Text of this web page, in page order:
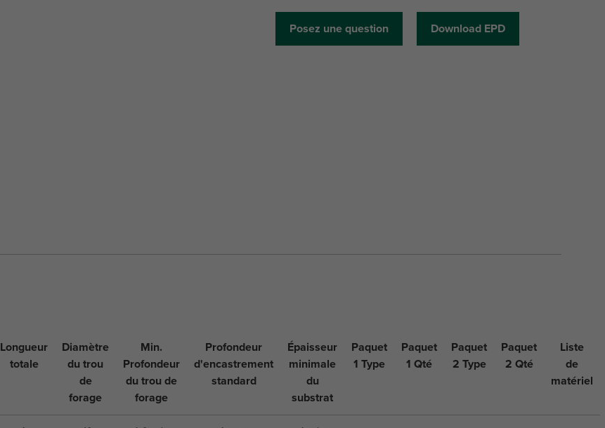
Posez une question Download EPD
Longueur
totale
Diamètre
du trou
de
forage
Min.
Profondeur
du trou de
forage
Profondeur
d'encastrement
standard
Épaisseur
minimale
du
substrat
Paquet
1 Type
Paquet
1 Qté
Paquet
2 Type
Paquet
2 Qté
Liste
de
matériel